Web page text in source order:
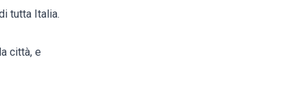
tutta Italia.
città, e